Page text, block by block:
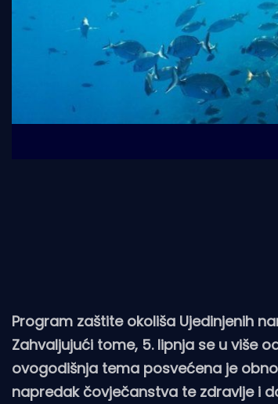
Program zaštite okoliša Ujedinjenih
Zahvaljujući tome, 5. lipnja se u više
ovogodišnja tema posvećena je
napredak čovječanstva te zdravlje i